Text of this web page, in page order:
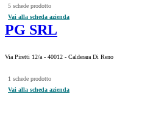
5 schede prodotto
Vai alla scheda azienda
PG SRL
Via Piretti 12/a - 40012 - Calderara Di Reno
1 schede prodotto
Vai alla scheda azienda